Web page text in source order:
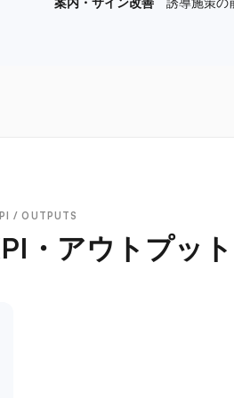
/ OUTPUTS
・アウトプット